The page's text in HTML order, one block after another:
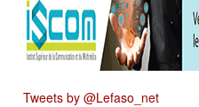
Tweets by @Lefaso_net